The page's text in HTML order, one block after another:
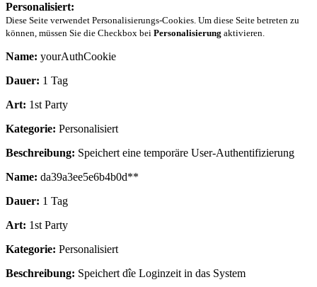
Personalisiert:
Diese Seite verwendet Personalisierungs-Cookies. Um diese Seite betreten zu
können, müssen Sie die Checkbox bei Personalisierung aktivieren.
Name: yourAuthCookie
Dauer: 1 Tag
Art: 1st Party
Kategorie: Personalisiert
Beschreibung: Speichert eine temporäre User-Authentifizierung
Name: da39a3ee5e6b4b0d**
Dauer: 1 Tag
Art: 1st Party
Kategorie: Personalisiert
Beschreibung: Speichert dîe Loginzeit in das System